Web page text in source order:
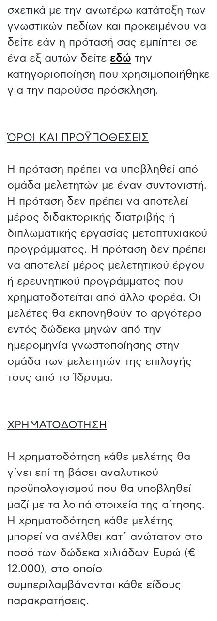
σχετικά με την ανωτέρω κατάταξη των
γνωστικών πεδίων και προκειμένου να
δείτε εάν η πρότασή σας εμπίπτει σε
ένα εξ αυτών δείτε εδώ την
κατηγοριοποίηση που χρησιμοποιήθηκε
για την παρούσα πρόσκληση.
ΌΡΟΙ ΚΑΙ ΠΡΟΫΠΟΘΕΣΕΙΣ
Η πρόταση πρέπει να υποβληθεί από
ομάδα μελετητών με έναν συντονιστή.
Η πρόταση δεν πρέπει να αποτελεί
μέρος διδακτορικής διατριβής ή
διπλωματικής εργασίας μεταπτυχιακού
προγράμματος. Η πρόταση δεν πρέπει
να αποτελεί μέρος μελετητικού έργου
ή ερευνητικού προγράμματος που
χρηματοδοτείται από άλλο φορέα. Οι
μελέτες θα εκπονηθούν το αργότερο
εντός δώδεκα μηνών από την
ημερομηνία γνωστοποίησης στην
ομάδα των μελετητών της επιλογής
τους από το Ίδρυμα.
ΧΡΗΜΑΤΟΔΟΤΗΣΗ
Η χρηματοδότηση κάθε μελέτης θα
γίνει επί τη βάσει αναλυτικού
προϋπολογισμού που θα υποβληθεί
μαζί με τα λοιπά στοιχεία της αίτησης.
Η χρηματοδότηση κάθε μελέτης
μπορεί να ανέλθει κατ΄ ανώτατον στο
ποσό των δώδεκα χιλιάδων Ευρώ (€
12.000), στο οποίο
συμπεριλαμβάνονται κάθε είδους
παρακρατήσεις.